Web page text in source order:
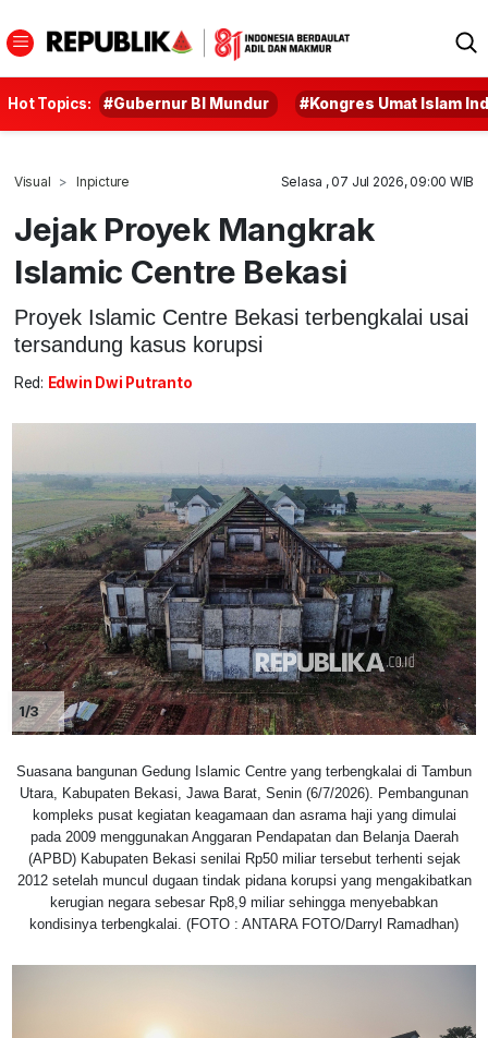
Hot Topics: #Gubernur BI Mundur #Kongres Umat Islam
Visual Inpicture Selasa , 07 Jul 2026, 09:00 WIB
Jejak Proyek Mangkrak
Islamic Centre Bekasi
Proyek Islamic Centre Bekasi terbengkalai usai
tersandung kasus korupsi
Red: Edwin Dwi Putranto
1/3
Suasana bangunan Gedung Islamic Centre yang terbengkalai di Tambun
Utara, Kabupaten Bekasi, Jawa Barat, Senin (6/7/2026). Pembangunan
kompleks pusat kegiatan keagamaan dan asrama haji yang dimulai
pada 2009 menggunakan Anggaran Pendapatan dan Belanja Daerah
(APBD) Kabupaten Bekasi senilai Rp50 miliar tersebut terhenti sejak
2012 setelah muncul dugaan tindak pidana korupsi yang mengakibatkan
kerugian negara sebesar Rp8,9 miliar sehingga menyebabkan
kondisinya terbengkalai. (FOTO : ANTARA FOTO/Darryl Ramadhan)